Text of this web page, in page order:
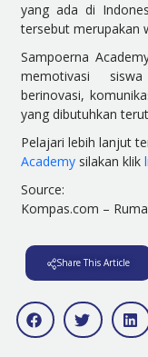
yang ada di
tersebut merupakan
Sampoerna
memotivasi
berinovasi,
yang dibutuhkan
Pelajari lebih lanjut
Academysilakan klik
Source:
Kompas.com –
Share This Article